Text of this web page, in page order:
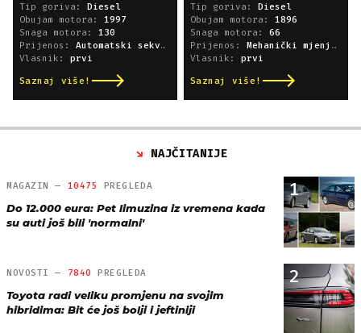
Tip goriva: Diesel
Obujam motora: 1997
Snaga motora: 130
Prijenos: Automatski sekvencijski
Vlasnik: prvi
Saznaj više!
Tip goriva: Diesel
Obujam motora: 1896
Snaga motora: 66
Prijenos: Mehanički mjenjač
Vlasnik: prvi
Saznaj više!
NAJČITANIJE
1
MAGAZIN — 10475 PREGLEDA
Do 12.000 eura: Pet limuzina iz vremena kada
su auti još bili 'normalni'
2
NOVOSTI — 7840 PREGLEDA
Toyota radi veliku promjenu na svojim
hibridima: Bit će još bolji i jeftiniji